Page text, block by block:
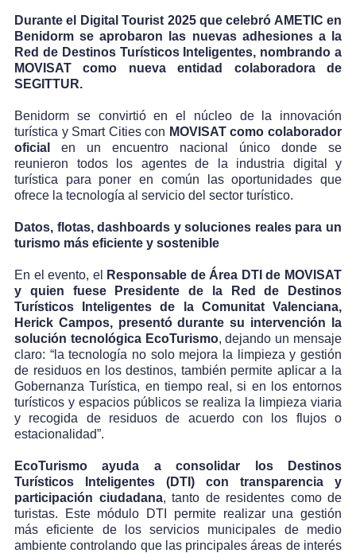
Durante el Digital Tourist 2025 que celebró AMETIC en
Benidorm se aprobaron las nuevas adhesiones a la
Red de Destinos Turísticos Inteligentes, nombrando a
MOVISAT como nueva entidad colaboradora de
SEGITTUR.
Benidorm se convirtió en el núcleo de la innovación
turística y Smart Cities con MOVISAT como colaborador
oficial en un encuentro nacional único donde se
reunieron todos los agentes de la industria digital y
turística para poner en común las oportunidades que
ofrece la tecnología al servicio del sector turístico.
Datos, flotas, dashboards y soluciones reales para un
turismo más eficiente y sostenible
En el evento, el
Responsable de Área DTI de MOVISAT
y quien fuese Presidente de la Red de Destinos
Turísticos Inteligentes de la Comunitat Valenciana,
Herick Campos, presentó durante su intervención la
solución tecnológica EcoTurismo, dejando un mensaje
claro: “la tecnología no solo mejora la limpieza y gestión
de residuos en los destinos, también permite aplicar a la
Gobernanza Turística, en tiempo real, si en los entornos
turísticos y espacios públicos se realiza la limpieza viaria
y recogida de residuos de acuerdo con los flujos o
estacionalidad”.
EcoTurismo ayuda a consolidar los Destinos
Turísticos Inteligentes (DTI) con transparencia y
participación ciudadana, tanto de residentes como de
turistas. Este módulo DTI permite realizar una gestión
más eficiente de los servicios municipales de medio
ambiente controlando que las principales áreas de interés